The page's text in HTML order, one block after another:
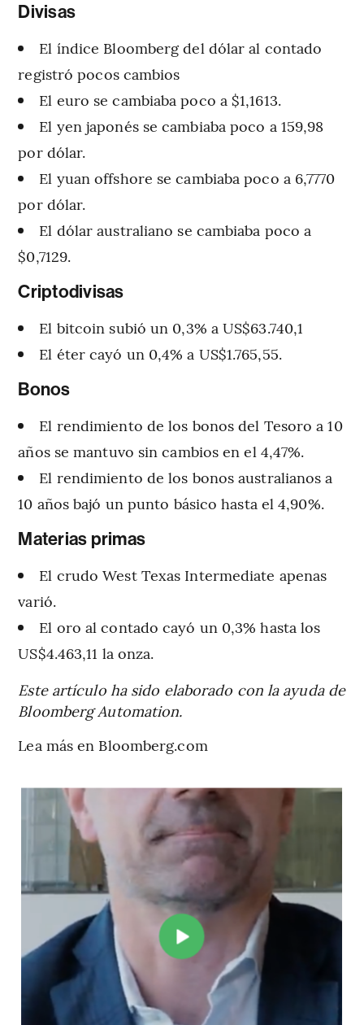
Divisas
El índice Bloomberg del dólar al contado
registró pocos cambios
El euro se cambiaba poco a $1,1613.
El yen japonés se cambiaba poco a 159,98
por dólar.
El yuan offshore se cambiaba poco a 6,7770
por dólar.
El dólar australiano se cambiaba poco a
$0,7129.
Criptodivisas
El bitcoin subió un 0,3% a US$63.740,1
El éter cayó un 0,4% a US$1.765,55.
Bonos
El rendimiento de los bonos del Tesoro a 10
años se mantuvo sin cambios en el 4,47%.
El rendimiento de los bonos australianos a
10 años bajó un punto básico hasta el 4,90%.
Materias primas
El crudo West Texas Intermediate apenas
varió.
El oro al contado cayó un 0,3% hasta los
US$4.463,11 la onza.
Este artículo ha sido elaborado con la ayuda de
Bloomberg Automation.
Lea más en Bloomberg.com